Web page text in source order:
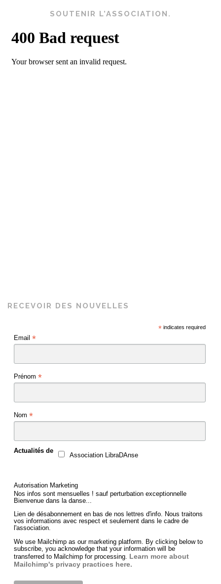
SOUTENIR L’ASSOCIATION.
RECEVOIR DES NOUVELLES
*indicates required
Email *
Prénom *
Nom *
Actualités de
Association LibraDAnse
Autorisation Marketing
Nos infos sont mensuelles ! sauf perturbation exceptionnelle
Bienvenue dans la danse...
Lien de désabonnement en bas de nos lettres d'info. Nous traitons
vos informations avec respect et seulement dans le cadre de
l'association.
We use Mailchimp as our marketing platform. By clicking below to
subscribe, you acknowledge that your information will be
transferred to Mailchimp for processing.
Learn more about
Mailchimp's privacy practices here.